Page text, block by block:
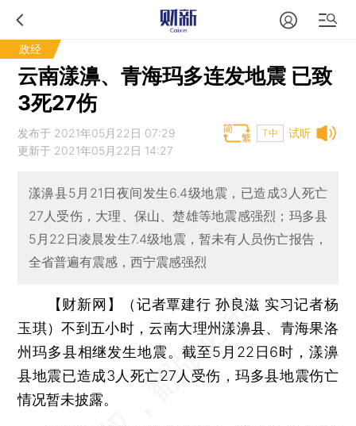
政经
云南漾濞、青海玛多连发地震 已致
3死27伤
试听
发布于 2021年05月22日 07:29
更新于 2021年05月22日 14:27
T中
漾濞县5月21日夜间发生6.4级地震，已造成3人死亡
27人受伤，大理、保山、楚雄等地震感强烈；玛多县
5月22日凌晨发生7.4级地震，暂未有人员伤亡报告，
全省普遍有震感，西宁震感强烈
【财新网】（记者覃建行 孙良滋 实习记者杨
玉琪）不到五小时，云南大理州漾濞县、青海果洛
州玛多县相继发生地震。截至5月22日6时，漾濞
县地震已造成3人死亡27人受伤，玛多县地震伤亡
情况暂未披露。